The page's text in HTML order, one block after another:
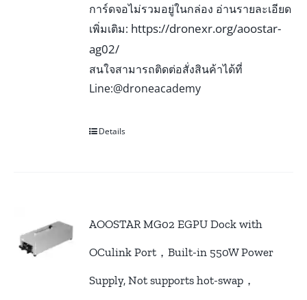
การ์ดจอไม่รวมอยู่ในกล่อง อ่านรายละเอียด
เพิ่มเติม: https://dronexr.org/aoostar-
ag02/
สนใจสามารถติดต่อสั่งสินค้าได้ที่
Line:@droneacademy
Details
AOOSTAR MG02 EGPU Dock with
OCulink Port，Built-in 550W Power
Supply, Not supports hot-swap，